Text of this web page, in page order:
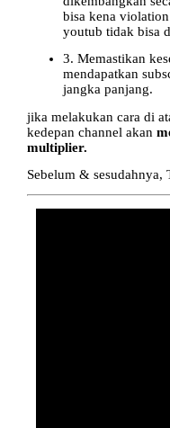
bisa kena
youtub tidak bisa
3. Memastikan
mendapatkan
jangka panjang.
jika melakukan cara di
kedepan channel akan
multiplier.
Sebelum & sesudahnya,